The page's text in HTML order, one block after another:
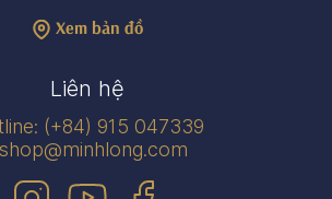
Xem bản đồ
Liên hệ
(+84) 915 047339